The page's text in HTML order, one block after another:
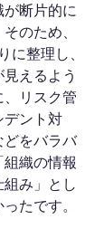
断片的に
のため、
に整理し、
えるよう
リスク管
デント対
どをバラバ
織の情報
み」とし
たです。